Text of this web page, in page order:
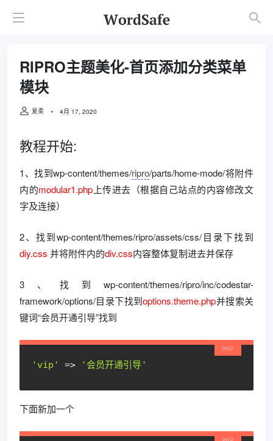
RIPRO主题美化-首页添加分类菜单
模块
夏柔 4月 17, 2020
教程开始:
1、找到wp-content/themes/ripro/parts/home-mode/将附件
内的modular1.php 上传进去（根据自己站点的内容修改文
字及连接）
2、找到wp-content/themes/ripro/assets/css/目录下找到
diy.css 并将附件内的div.css内容整体复制进去并保存
3、找到wp-content/themes/ripro/inc/codestar-
framework/options/目录下找到options.theme.php并搜索关
键词“会员开通引导”找到
'vip' => '会员开通引导'
下面新加一个